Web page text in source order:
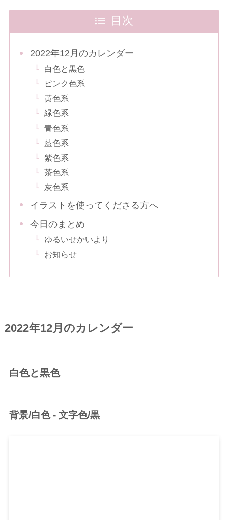
目次
2022年12月のカレンダー
白色と黒色
ピンク色系
黄色系
緑色系
青色系
藍色系
紫色系
茶色系
灰色系
イラストを使ってくださる方へ
今日のまとめ
ゆるいせかいより
お知らせ
2022年12月のカレンダー
白色と黒色
背景/白色 - 文字色/黒